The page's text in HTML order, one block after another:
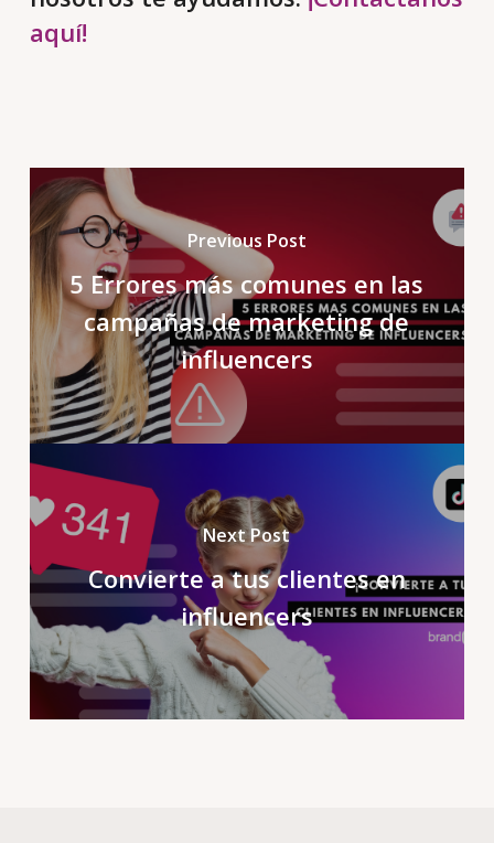
aquí!
Previous Post
5 Errores más comunes en las
campañas de marketing de
influencers
Next Post
Convierte a tus clientes en
influencers